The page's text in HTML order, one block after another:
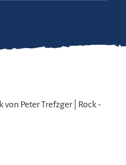
Peter Trefzger | Rock -